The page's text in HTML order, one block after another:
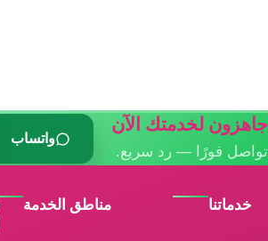
جاهزون لخدمتك الآن
تواصل فورًا — رد سريع.
واتساب
خدماتنا مناطق الخدمة